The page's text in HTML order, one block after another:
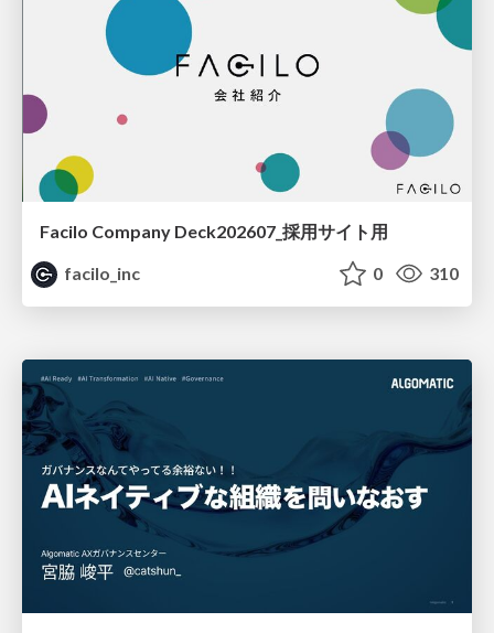
Facilo Company Deck202607_採用サイト用
facilo_inc
0 310